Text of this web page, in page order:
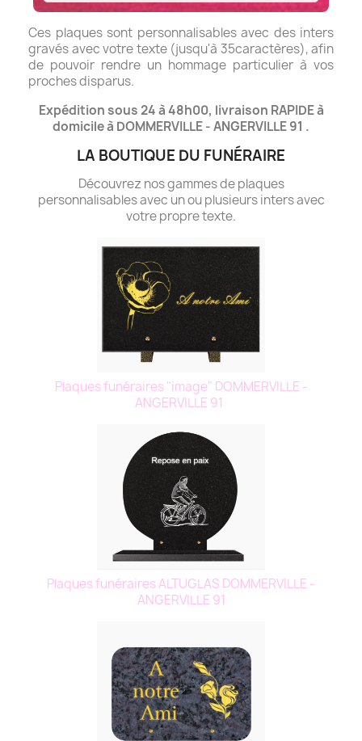
Ces plaques sont personnalisables avec des inters
gravés avec votre texte (jusqu'à 35caractères), afin
de pouvoir rendre un hommage particulier à vos
proches disparus.
Expédition sous 24 à 48h00, livraison RAPIDE à
domicile à DOMMERVILLE - ANGERVILLE 91 .
LA BOUTIQUE DU FUNÉRAIRE
Découvrez nos gammes de plaques
personnalisables avec un ou plusieurs inters avec
votre propre texte.
Plaques funéraires "image" DOMMERVILLE -
ANGERVILLE 91
Plaques funéraires ALTUGLAS DOMMERVILLE -
ANGERVILLE 91